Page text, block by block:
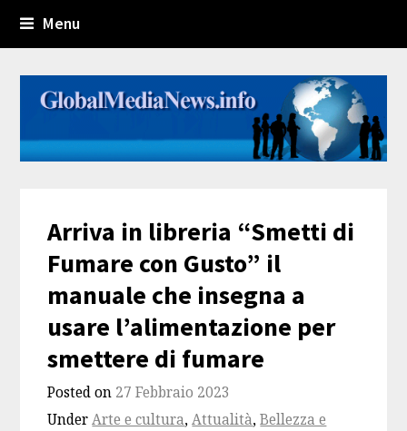
Menu
Arriva in libreria “Smetti di
Fumare con Gusto” il
manuale che insegna a
usare l’alimentazione per
smettere di fumare
Posted on 27 Febbraio 2023
UnderArte e cultura,Attualità,Bellezza e